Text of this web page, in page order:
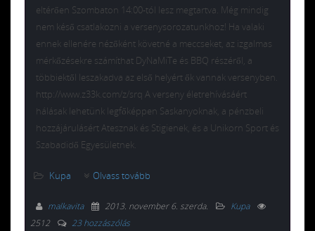
eltérően Szombaton 14:00-tól lesz megtartva. Még mindig
nem késő csatlakozni a versenysorozatunkhoz! Ha valaki
ennek ellenére nézőként követné a meccseket, az izgalmas
mérkőzésekre számíthat DyNaMiTe és BBQ részéről, a
többiektől leszakadva az első helyért ők vannak versenyben.
http://www.z33k.com/z/srq A verseny életrehívásáért
hálásak lehetünk legfőképpen Saskanyoknak, a pénzbeli
hozzájárulásért Atesznak és Stigienek, és a Unikorn Sport és
Szabadidő Egyesületnek.
Kupa Olvass tovább
malkavita 2013. november 6. szerda.
Kupa
2512
23 hozzászólás